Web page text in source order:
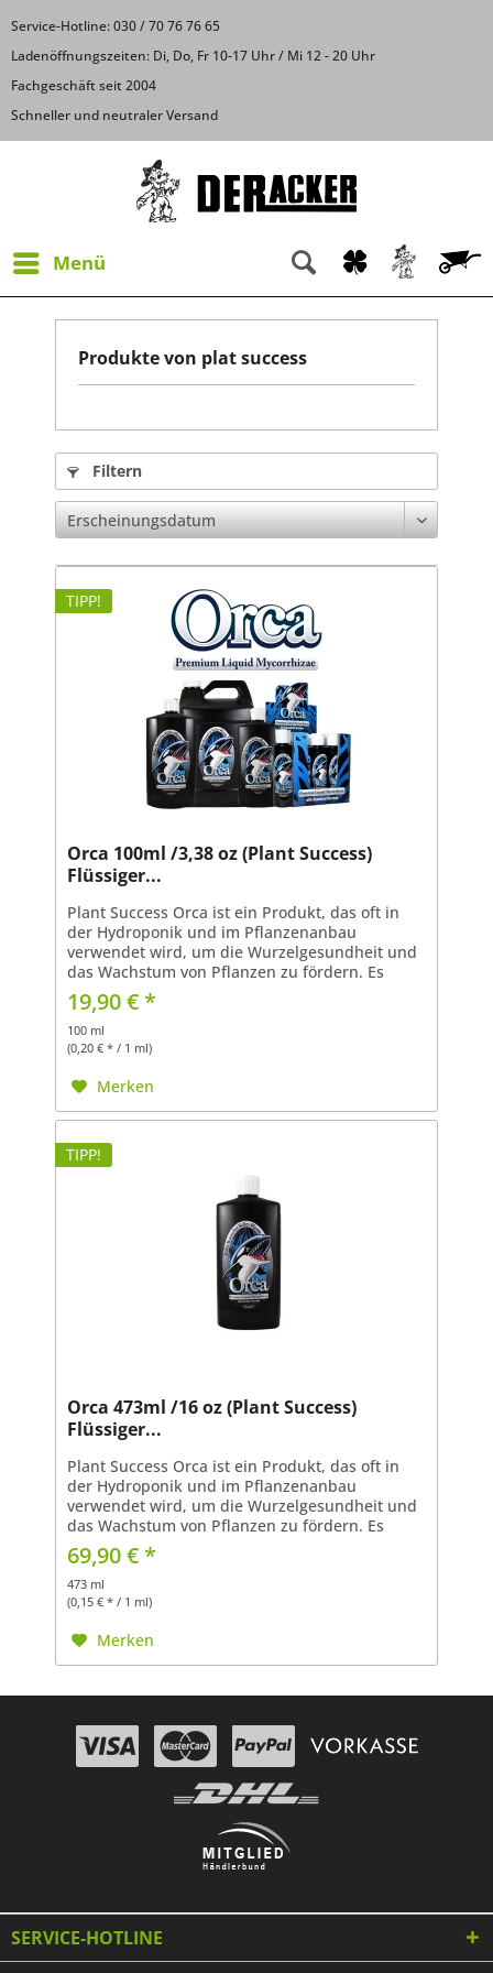
Service-Hotline: 030 / 70 76 76 65
Ladenöffnungszeiten: Di, Do, Fr 10-17 Uhr / Mi 12 - 20 Uhr
Fachgeschäft seit 2004
Schneller und neutraler Versand
Menü
Produkte von plat success
Filtern
TIPP!
Orca 100ml /3,38 oz (Plant Success)
Flüssiger...
Plant Success Orca ist ein Produkt, das oft in
der Hydroponik und im Pflanzenanbau
verwendet wird, um die Wurzelgesundheit und
das Wachstum von Pflanzen zu fördern. Es
handelt sich um ein Mykorrhiza- und
Bakterienpräparat, das dazu...
19,90 € *
100 ml
(0,20 € * / 1 ml)
Merken
TIPP!
Orca 473ml /16 oz (Plant Success)
Flüssiger...
Plant Success Orca ist ein Produkt, das oft in
der Hydroponik und im Pflanzenanbau
verwendet wird, um die Wurzelgesundheit und
das Wachstum von Pflanzen zu fördern. Es
handelt sich um ein Mykorrhiza- und
Bakterienpräparat, das dazu...
69,90 € *
473 ml
(0,15 € * / 1 ml)
Merken
SERVICE-HOTLINE